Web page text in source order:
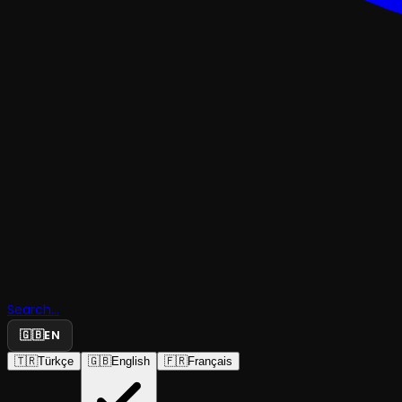
Search...
🇬🇧EN
🇹🇷Türkçe 🇬🇧English 🇫🇷Français
Hann